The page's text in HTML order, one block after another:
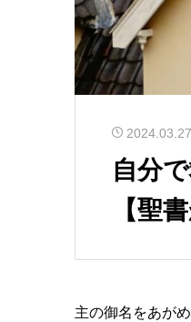
2024.03.27
自分
【聖
主の御名をあがめ